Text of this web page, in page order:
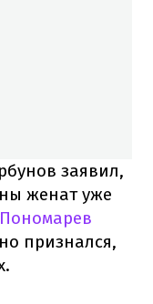
заявил,
женат уже
Пономарев
признался,